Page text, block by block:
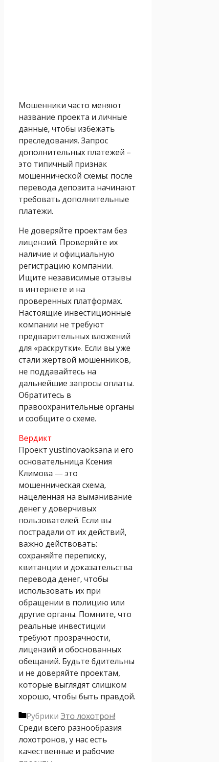
Мошенники часто меняют
название проекта и личные
данные, чтобы избежать
преследования. Запрос
дополнительных платежей –
это типичный признак
мошеннической схемы: после
перевода депозита начинают
требовать дополнительные
платежи.
Не доверяйте проектам без
лицензий. Проверяйте их
наличие и официальную
регистрацию компании.
Ищите независимые отзывы
в интернете и на
проверенных платформах.
Настоящие инвестиционные
компании не требуют
предварительных вложений
для «раскрутки». Если вы уже
стали жертвой мошенников,
не поддавайтесь на
дальнейшие запросы оплаты.
Обратитесь в
правоохранительные органы
и сообщите о схеме.
Вердикт
Проект yustinovaoksana и его
основательница Ксения
Климова — это
мошенническая схема,
нацеленная на выманивание
денег у доверчивых
пользователей. Если вы
пострадали от их действий,
важно действовать:
сохраняйте переписку,
квитанции и доказательства
перевода денег, чтобы
использовать их при
обращении в полицию или
другие органы. Помните, что
реальные инвестиции
требуют прозрачности,
лицензий и обоснованных
обещаний. Будьте бдительны
и не доверяйте проектам,
которые выглядят слишком
хорошо, чтобы быть правдой.
Рубрики Это лохотрон!
Среди всего разнообразия
лохотронов, у нас есть
качественные и рабочие